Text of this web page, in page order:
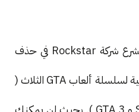
بخصوص هذا التحديث، ستشرع شركة Rockstar في حذف
إمكانية شراء الإصدارات الرقمية لسلسلة ألعاب GTA الثلاث (